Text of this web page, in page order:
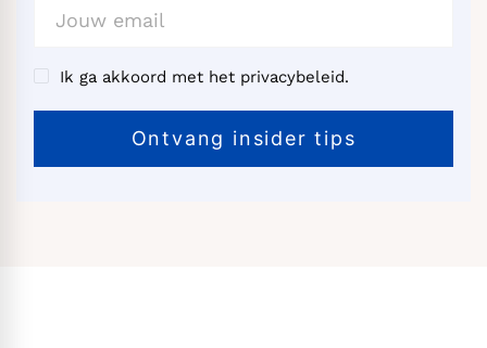
Ik ga akkoord met het privacybeleid.